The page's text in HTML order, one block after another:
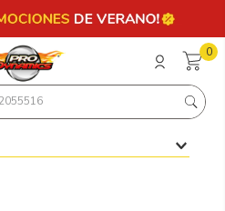
0
2055516
Términos más buscados